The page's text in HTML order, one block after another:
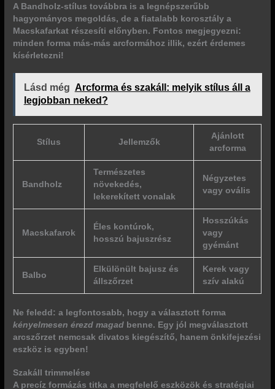
A Bandholz-stílus továbbra is a legnépszerűbb
hagyományos megoldás, de a fiatalabb korosztály a
Macskafarkat részesíti előnyben. Fontos megjegyezni:
minden forma más-más arcformához illik, ezért érdemes
kísérletezni!
Lásd még Arcforma és szakáll: melyik stílus áll a
legjobban neked?
Stílus Jellemzők
Ajánlott
arcforma
Bandholz
Természetes
növekedés,
lekerekített vonalak
Négyzetes
vagy ovális
Macskafarok
Éles kontúrok,
hosszú bajuszrész
Hosszúkás
vagy
gyémánt
Balbo
Elkülönült bajusz és
állszőrzet
Kerek vagy
szív alakú
Ne feledd: a legfontosabb, hogy a választott forma
kényelmesen érezd magad benne. Egy jól megválasztott
arcszőrzet nemcsak divatos kiegészítő, hanem önkifejezési
eszköz is egyben!
Szakáll trimmelése
A precíz formázás titka a megfelelő eszközök és stratégiai